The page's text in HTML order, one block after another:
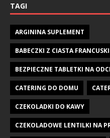
TAGI
ARGININA SUPLEMENT
BABECZKI Z CIASTA
BEZPIECZNE TABLETKI NA
CATERING DO DOMU
CZEKOLADKI DO KAWY
CZEKOLADOWE LENTILKI NA